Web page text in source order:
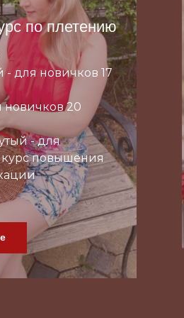
по плетению
для новичков 17
20
- для
курс повышения